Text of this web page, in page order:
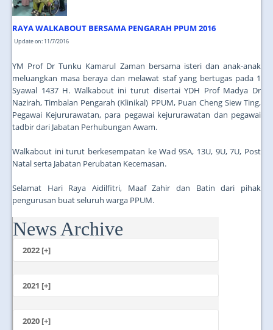
RAYA WALKABOUT BERSAMA PENGARAH PPUM 2016
Update on: 11/7/2016
YM Prof Dr Tunku Kamarul Zaman bersama isteri dan anak-anak
meluangkan masa beraya dan melawat staf yang bertugas pada 1
Syawal 1437 H. Walkabout ini turut disertai YDH Prof Madya Dr
Nazirah, Timbalan Pengarah (Klinikal) PPUM, Puan Cheng Siew Ting,
Pegawai Kejururawatan, para pegawai kejururawatan dan pegawai
tadbir dari Jabatan Perhubungan Awam.
Walkabout ini turut berkesempatan ke Wad 9SA, 13U, 9U, 7U, Post
Natal serta Jabatan Perubatan Kecemasan.
Selamat Hari Raya Aidilfitri, Maaf Zahir dan Batin dari pihak
pengurusan buat seluruh warga PPUM.
...
News Archive
2022 [+]
2021 [+]
October
2020 [+]